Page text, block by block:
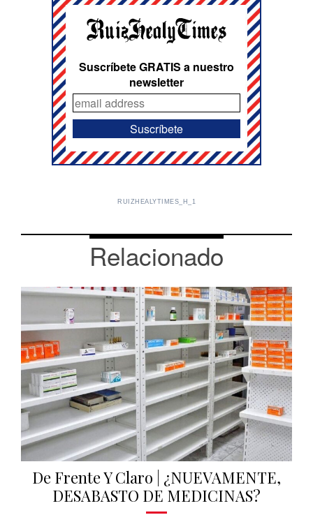
Suscríbete GRATIS a nuestro
newsletter
RUIZHEALYTIMES_H_1
Relacionado
De Frente Y Claro | ¿NUEVAMENTE,
DESABASTO DE MEDICINAS?